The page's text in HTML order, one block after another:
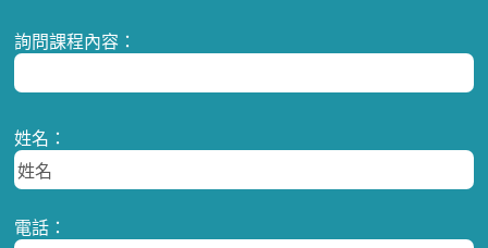
詢問課程內容：
姓名：
電話：